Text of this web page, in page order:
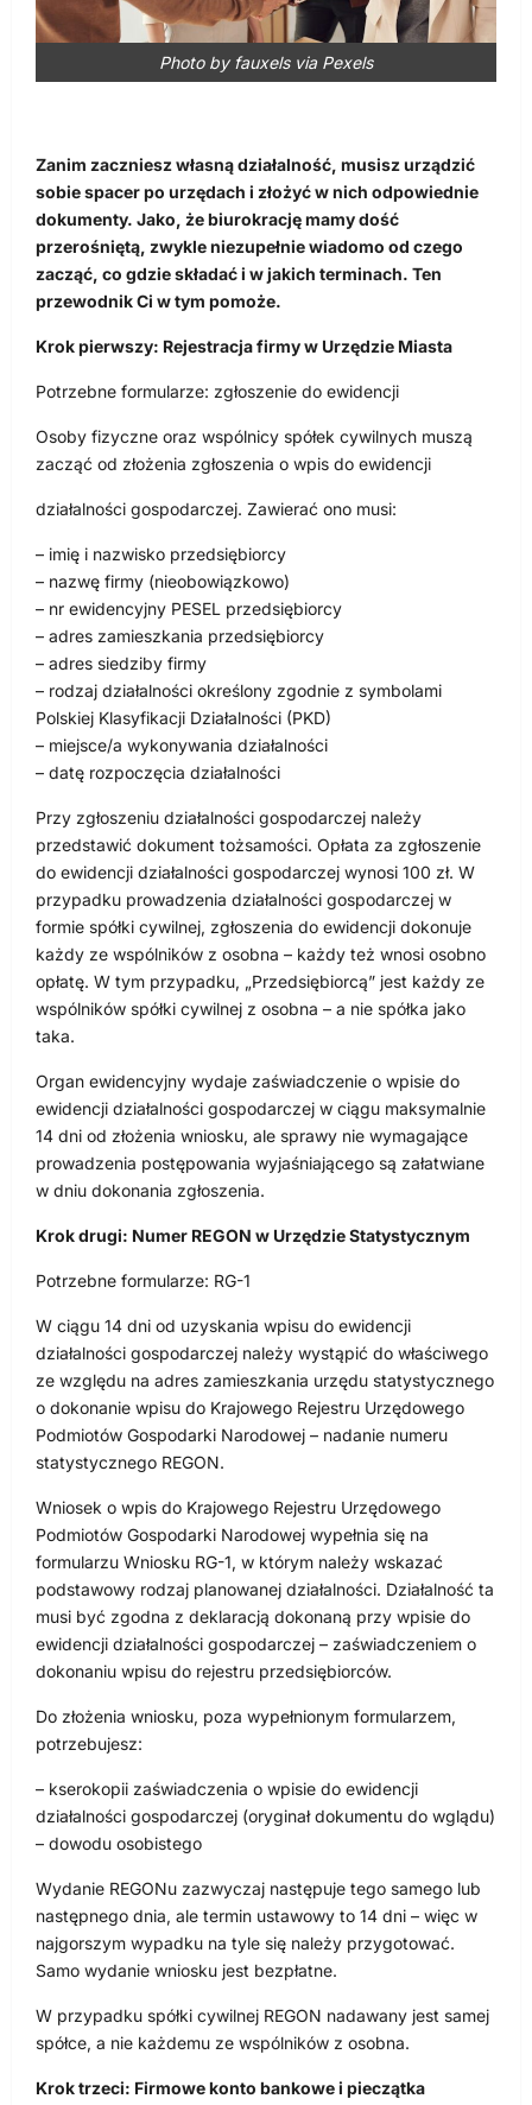
Photo by fauxels via Pexels
Zanim zaczniesz własną działalność, musisz urządzić
sobie spacer po urzędach i złożyć w nich odpowiednie
dokumenty. Jako, że biurokrację mamy dość
przerośniętą, zwykle niezupełnie wiadomo od czego
zacząć, co gdzie składać i w jakich terminach. Ten
przewodnik Ci w tym pomoże.
Krok pierwszy: Rejestracja firmy w Urzędzie Miasta
Potrzebne formularze: zgłoszenie do ewidencji
Osoby fizyczne oraz wspólnicy spółek cywilnych muszą
zacząć od złożenia zgłoszenia o wpis do ewidencji
działalności gospodarczej. Zawierać ono musi:
– imię i nazwisko przedsiębiorcy
– nazwę firmy (nieobowiązkowo)
– nr ewidencyjny PESEL przedsiębiorcy
– adres zamieszkania przedsiębiorcy
– adres siedziby firmy
– rodzaj działalności określony zgodnie z symbolami
Polskiej Klasyfikacji Działalności (PKD)
– miejsce/a wykonywania działalności
– datę rozpoczęcia działalności
Przy zgłoszeniu działalności gospodarczej należy
przedstawić dokument tożsamości. Opłata za zgłoszenie
do ewidencji działalności gospodarczej wynosi 100 zł. W
przypadku prowadzenia działalności gospodarczej w
formie spółki cywilnej, zgłoszenia do ewidencji dokonuje
każdy ze wspólników z osobna – każdy też wnosi osobno
opłatę. W tym przypadku, „Przedsiębiorcą” jest każdy ze
wspólników spółki cywilnej z osobna – a nie spółka jako
taka.
Organ ewidencyjny wydaje zaświadczenie o wpisie do
ewidencji działalności gospodarczej w ciągu maksymalnie
14 dni od złożenia wniosku, ale sprawy nie wymagające
prowadzenia postępowania wyjaśniającego są załatwiane
w dniu dokonania zgłoszenia.
Krok drugi: Numer REGON w Urzędzie Statystycznym
Potrzebne formularze: RG-1
W ciągu 14 dni od uzyskania wpisu do ewidencji
działalności gospodarczej należy wystąpić do właściwego
ze względu na adres zamieszkania urzędu statystycznego
o dokonanie wpisu do Krajowego Rejestru Urzędowego
Podmiotów Gospodarki Narodowej – nadanie numeru
statystycznego REGON.
Wniosek o wpis do Krajowego Rejestru Urzędowego
Podmiotów Gospodarki Narodowej wypełnia się na
formularzu Wniosku RG-1, w którym należy wskazać
podstawowy rodzaj planowanej działalności. Działalność ta
musi być zgodna z deklaracją dokonaną przy wpisie do
ewidencji działalności gospodarczej – zaświadczeniem o
dokonaniu wpisu do rejestru przedsiębiorców.
Do złożenia wniosku, poza wypełnionym formularzem,
potrzebujesz:
– kserokopii zaświadczenia o wpisie do ewidencji
działalności gospodarczej (oryginał dokumentu do wglądu)
– dowodu osobistego
Wydanie REGONu zazwyczaj następuje tego samego lub
następnego dnia, ale termin ustawowy to 14 dni – więc w
najgorszym wypadku na tyle się należy przygotować.
Samo wydanie wniosku jest bezpłatne.
W przypadku spółki cywilnej REGON nadawany jest samej
spółce, a nie każdemu ze wspólników z osobna.
Krok trzeci: Firmowe konto bankowe i pieczątka